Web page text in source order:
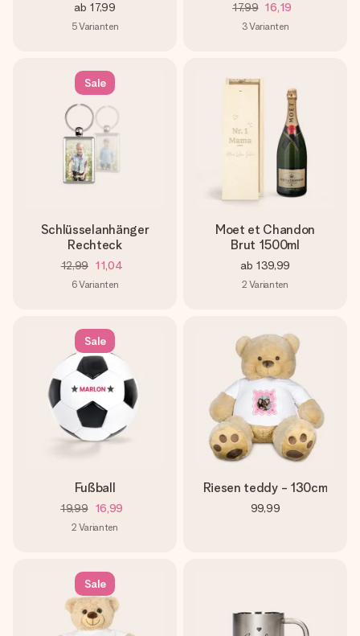
ab 17,99
5Varianten
17,99 16,19
3Varianten
Sale
Schlüsselanhänger
Rechteck
12,99 11,04
6Varianten
Moet et Chandon
Brut 1500ml
ab 139,99
2 Varianten
Sale
Fußball
19,99 16,99
2 Varianten
Riesen teddy - 130cm
99,99
Sale